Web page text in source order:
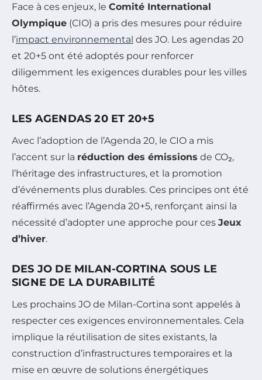
Face à ces enjeux, le Comité International
Olympique (CIO) a pris des mesures pour réduire
l’impact environnemental des JO. Les agendas 20
et 20+5 ont été adoptés pour renforcer
diligemment les exigences durables pour les villes
hôtes.
LES AGENDAS 20 ET 20+5
Avec l’adoption de l’Agenda 20, le CIO a mis
l’accent sur la réduction des émissions de CO₂,
l’héritage des infrastructures, et la promotion
d’événements plus durables. Ces principes ont été
réaffirmés avec l’Agenda 20+5, renforçant ainsi la
nécessité d’adopter une approche pour ces Jeux
d’hiver.
DES JO DE MILAN-CORTINA SOUS LE
SIGNE DE LA DURABILITÉ
Les prochains JO de Milan-Cortina sont appelés à
respecter ces exigences environnementales. Cela
implique la réutilisation de sites existants, la
construction d’infrastructures temporaires et la
mise en œuvre de solutions énergétiques